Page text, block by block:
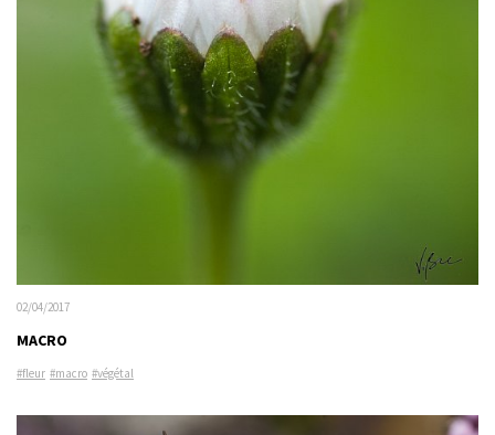
02/04/2017
MACRO
#fleur #macro #végétal